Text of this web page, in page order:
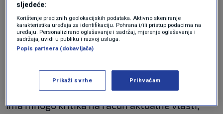
|N1
Ima mnogo kritika na račun aktualne vlasti,
sljedeće:
Korištenje preciznih geolokacijskih podataka. Aktivno skeniranje
karakteristika uređaja za identifikaciju. Pohrana i/ili pristup podacima na
uređaju. Personalizirano oglašavanje i sadržaj, mjerenje oglašavanja i
sadržaja, uvidi u publiku i razvoj usluga.
Popis partnera (dobavljača)
Prikaži svrhe Prihvaćam